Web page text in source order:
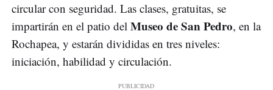
circular con seguridad. Las clases, gratuitas, se
impartirán en el patio del Museo de San Pedro, en la
Rochapea, y estarán divididas en tres niveles:
iniciación, habilidad y circulación.